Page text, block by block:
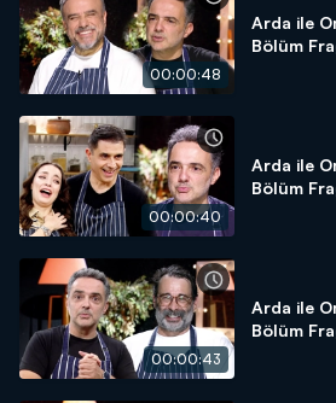
00:00:48
Arda ile
Bölüm
00:00:40
Arda ile
Bölüm
00:00:43
Arda ile
Bölüm